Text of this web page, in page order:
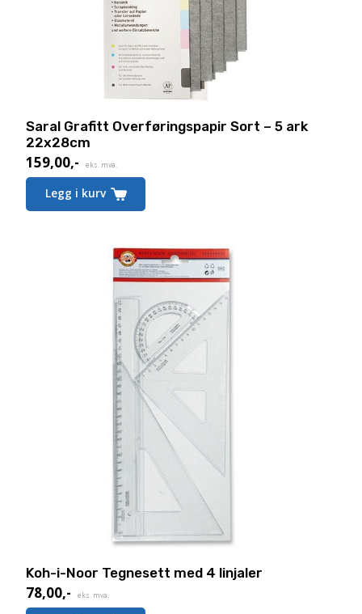
Saral Grafitt Overføringspapir Sort – 5 ark
22x28cm
159,00,- eks. mva.
Legg i kurv
Koh-i-Noor Tegnesett med 4 linjaler
78,00,- eks. mva.